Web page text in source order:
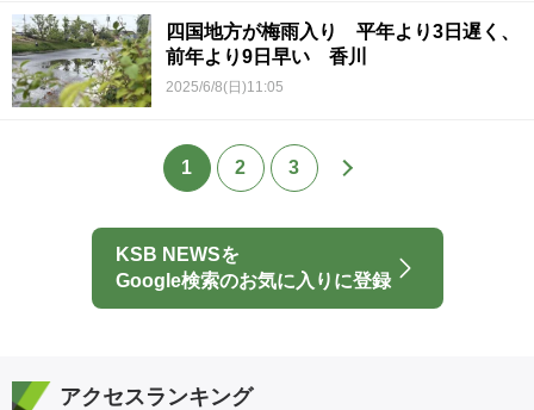
四国地方が梅雨入り 平年より3日遅く、
前年より9日早い 香川
2025/6/8(日)11:05
1 2 3
KSB NEWSを
Google検索のお気に入りに登録
アクセスランキング